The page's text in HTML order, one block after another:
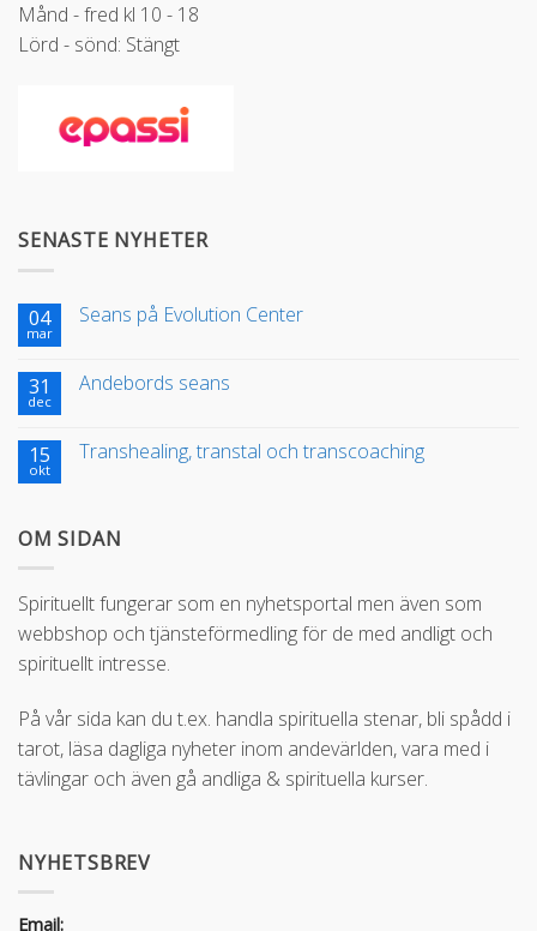
Månd - fred kl 10 - 18
Lörd - sönd: Stängt
SENASTE NYHETER
04
mar
Seans på Evolution Center
31
dec
Andebords seans
15
okt
Transhealing, transtal och transcoaching
OM SIDAN
Spirituellt fungerar som en nyhetsportal men även som
webbshop och tjänsteförmedling för de med andligt och
spirituellt intresse.
På vår sida kan du t.ex. handla spirituella stenar, bli spådd i
tarot, läsa dagliga nyheter inom andevärlden, vara med i
tävlingar och även gå andliga & spirituella kurser.
NYHETSBREV
Email: